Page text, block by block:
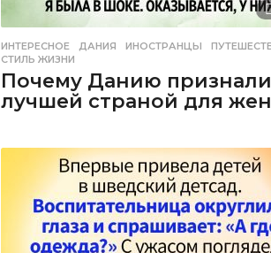
ИНТЕРЕСНОЕ ДАНИЯ ,ИНОСТРАНЦЫ ,
СТИЛЬ ЖИЗНИ
Почему Данию признали
лучшей страной для